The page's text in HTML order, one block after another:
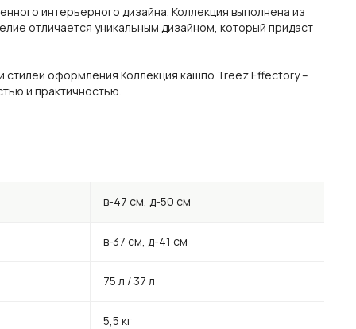
интерьерного дизайна. Коллекция выполнена из
отличается уникальным дизайном, который придаст
оформления.Коллекция кашпо Treez Effectory –
и практичностью.
в-47 см, д-50 см
в-37 см, д-41 см
75 л / 37 л
5,5 кг